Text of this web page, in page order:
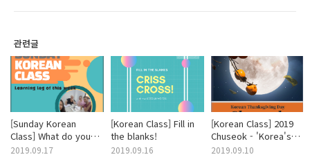
관련글
[Sunday Korean
Class] What do you
do for living?
2019.09.17
[Korean Class] Fill in
the blanks!
2019.09.16
[Korean Class] 2019
Chuseok - 'Korea's
thanksgiving day'
2019.09.10